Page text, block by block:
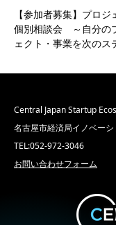
【参加者募集】プロジ
個別相談会 ～自分の
ェクト・事業を次のス
Central Japan Startup
名古屋市経済局イノベー
TEL:052-972-3046
お問い合わせフォーム